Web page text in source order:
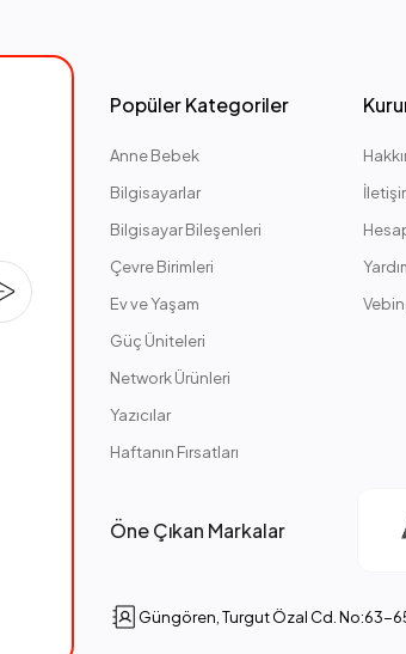
Popüler Kategoriler
Anne Bebek
Bilgisayarlar
Bilgisayar Bileşenleri
Çevre Birimleri
Ev ve Yaşam
Güç Üniteleri
Network Ürünleri
Yazıcılar
Haftanın Fırsatları
Öne Çıkan Markalar
Güngören, Turgut Özal Cd. No:63-